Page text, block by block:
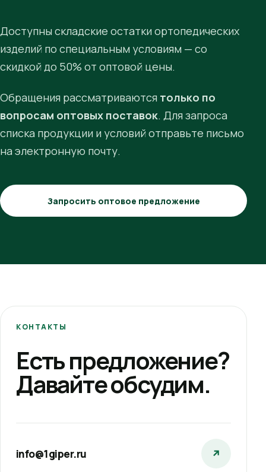
Доступны складские остатки ортопедических
изделий по специальным условиям — со
скидкой до 50% от оптовой цены.
Обращения рассматриваются только по
вопросам оптовых поставок. Для запроса
списка продукции и условий отправьте письмо
на электронную почту.
Запросить оптовое предложение
КОНТАКТЫ
Есть предложение?
Давайте обсудим.
info@1giper.ru ↗